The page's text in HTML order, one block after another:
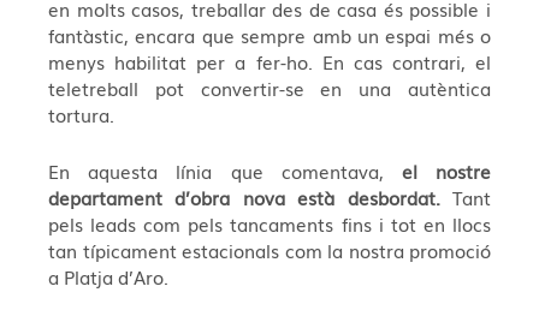
en molts casos, treballar des de casa és possible i
fantàstic, encara que sempre amb un espai més o
menys habilitat per a fer-ho. En cas contrari, el
teletreball pot convertir-se en una autèntica
tortura.
En aquesta línia que comentava, el nostre
departament d’obra nova està desbordat.Tant
pels leads com pels tancaments fins i tot en llocs
tan típicament estacionals com la nostra promoció
a Platja d’Aro.